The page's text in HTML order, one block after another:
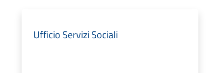
Ufficio Servizi Sociali